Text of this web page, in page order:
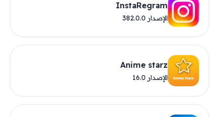
InstaRegram
الإصدار 382.0.0
Anime starz
الإصدار 16.0